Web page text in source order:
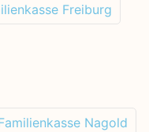
Freiburg
Nagold